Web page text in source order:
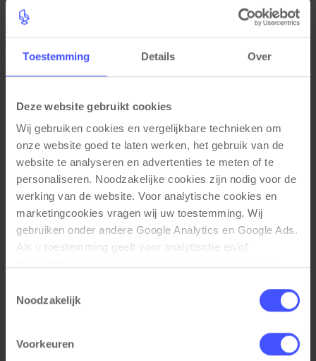
Toestemming Details Over
Deze website gebruikt cookies
Wij gebruiken cookies en vergelijkbare technieken om
onze website goed te laten werken, het gebruik van de
website te analyseren en advertenties te meten of te
personaliseren. Noodzakelijke cookies zijn nodig voor de
werking van de website. Voor analytische cookies en
marketingcookies vragen wij uw toestemming. Wij
gebruiken onder andere Google Analytics en Google Ads.
Als u toestemming geeft voor analytische en/of
analyse, advertentiemeting, remarketing en
campagneoptimalisatie. Meer informatie vindt u in onze
privacyverklaring en cookieverklaring op onze website.
Daar leest u ook hoe Google gegevens verwerkt wanneer
Noodzakelijk
Voorkeuren
scheidingswand door de strakke afwerking van de
Centrale vergrendeling met cilinderslot inclusief 2
sleutels
Extra Lateraal legbord
Uittrekbaar hangmappenframe
Uittrekbare opberglade
Uittrekbaar legbord